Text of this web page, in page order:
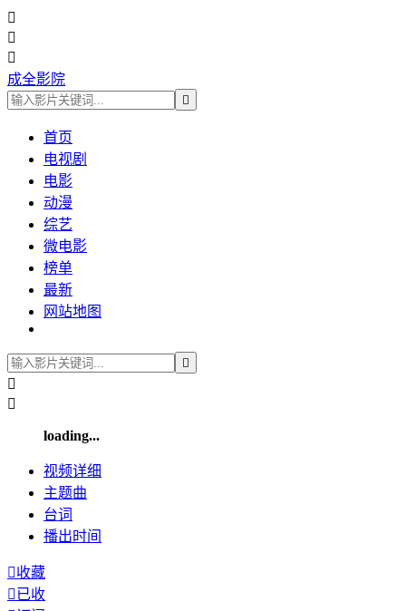



成全影院

首页
电视剧
电影
动漫
综艺
微电影
榜单
最新
网站地图



loading...
视频详细
主题曲
台词
播出时间
收藏
已收